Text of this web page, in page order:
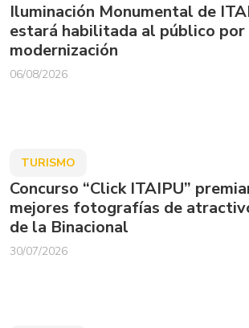
Iluminación Monumental de
estará habilitada al público por
modernización
06/08/2026
TURISMO
Concurso “Click ITAIPU”
mejores fotografías de
de la Binacional
30/07/2026